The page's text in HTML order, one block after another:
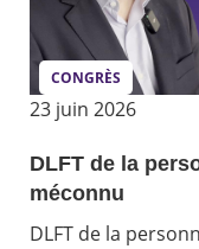
CONGRÈS
23 juin 2026
DLFT de la
méconnu
DLFT de la